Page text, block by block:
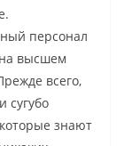
персонал
высшем
всего,
сугубо
знают